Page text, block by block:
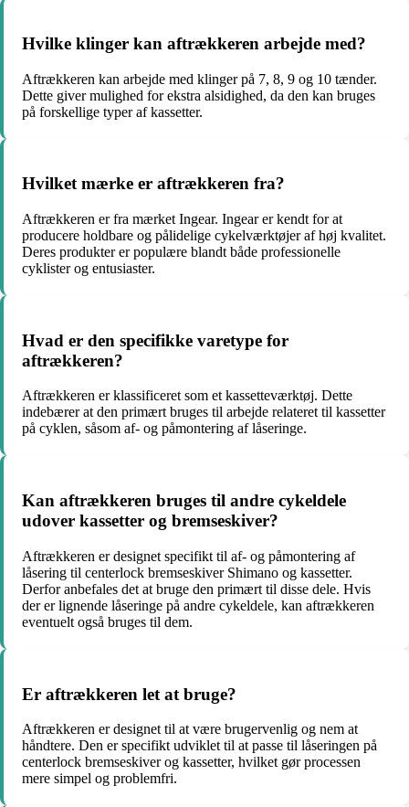
Hvilke klinger kan aftrækkeren arbejde med?
Aftrækkeren kan arbejde med klinger på 7, 8, 9 og 10 tænder.
Dette giver mulighed for ekstra alsidighed, da den kan bruges
på forskellige typer af kassetter.
Hvilket mærke er aftrækkeren fra?
Aftrækkeren er fra mærket Ingear. Ingear er kendt for at
producere holdbare og pålidelige cykelværktøjer af høj kvalitet.
Deres produkter er populære blandt både professionelle
cyklister og entusiaster.
Hvad er den specifikke varetype for
aftrækkeren?
Aftrækkeren er klassificeret som et kassetteværktøj. Dette
indebærer at den primært bruges til arbejde relateret til kassetter
på cyklen, såsom af- og påmontering af låseringe.
Kan aftrækkeren bruges til andre cykeldele
udover kassetter og bremseskiver?
Aftrækkeren er designet specifikt til af- og påmontering af
låsering til centerlock bremseskiver Shimano og kassetter.
Derfor anbefales det at bruge den primært til disse dele. Hvis
der er lignende låseringe på andre cykeldele, kan aftrækkeren
eventuelt også bruges til dem.
Er aftrækkeren let at bruge?
Aftrækkeren er designet til at være brugervenlig og nem at
håndtere. Den er specifikt udviklet til at passe til låseringen på
centerlock bremseskiver og kassetter, hvilket gør processen
mere simpel og problemfri.